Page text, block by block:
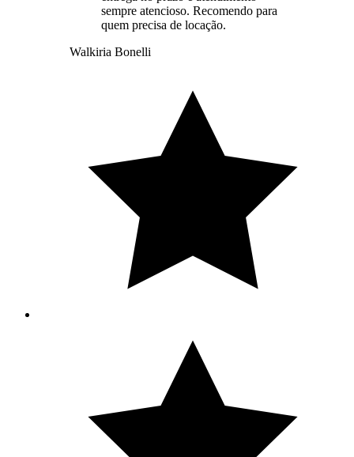
sempre atencioso. Recomendo para
quem precisa de locação.
Walkiria Bonelli